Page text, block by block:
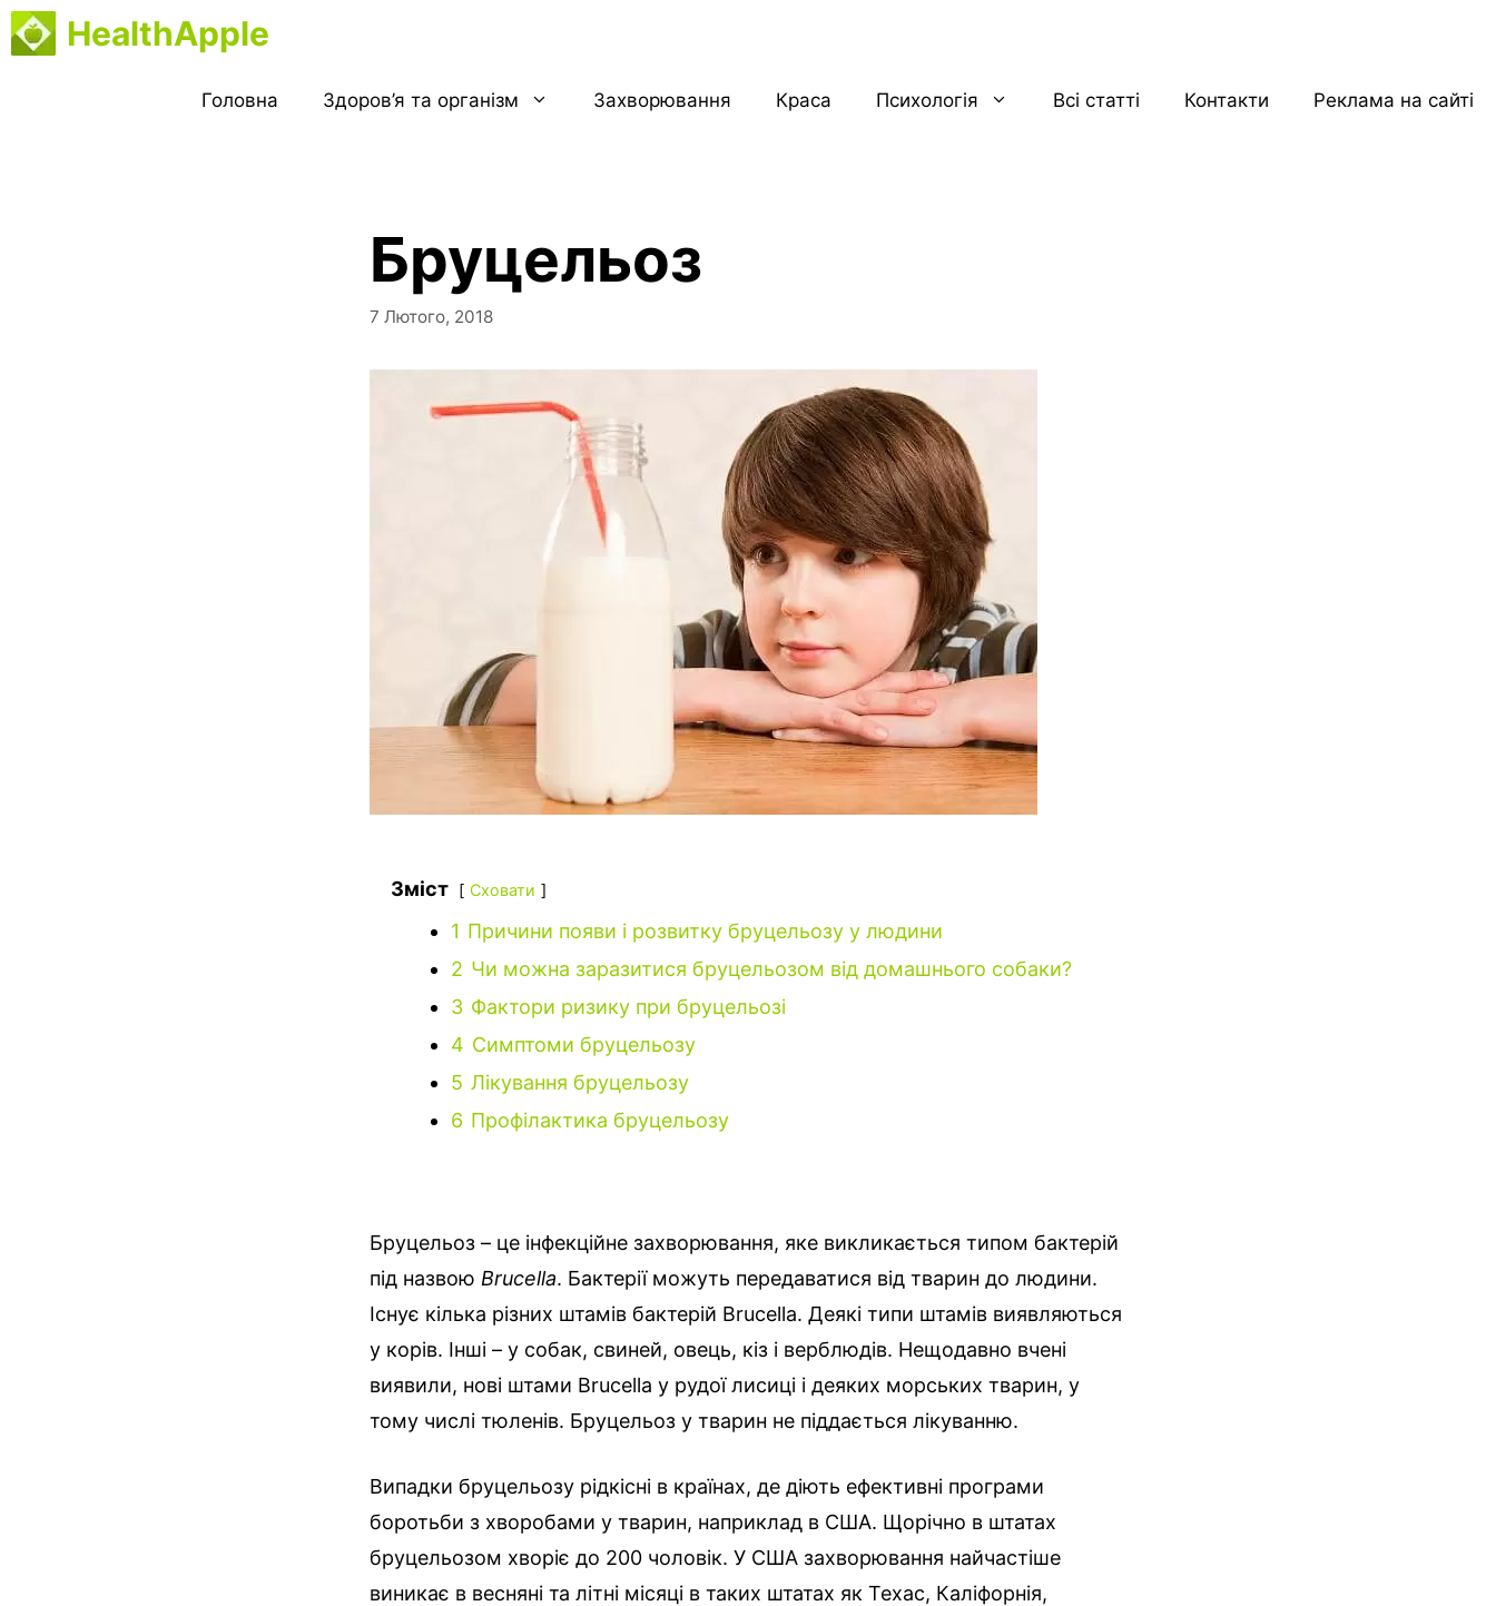
Перейти
до
HealthApple
Головна Здоров’я та організм Захворювання Краса Психологія Всі статті Контакти Реклама на сайті
Бруцельоз
7 Лютого, 2018
Зміст Сховати
1 Причини появи і розвитку бруцельозу у людини
2 Чи можна заразитися бруцельозом від домашнього собаки?
3 Фактори ризику при бруцельозі
4 Симптоми бруцельозу
5 Лікування бруцельозу
6 Профілактика бруцельозу
Бруцельоз – це інфекційне захворювання, яке викликається типом бактерій
під назвою Brucella. Бактерії можуть передаватися від тварин до людини.
Існує кілька різних штамів бактерій Brucella. Деякі типи штамів виявляються
у корів. Інші – у собак, свиней, овець, кіз і верблюдів. Нещодавно вчені
виявили, нові штами Brucella у рудої лисиці і деяких морських тварин, у
тому числі тюленів. Бруцельоз у тварин не піддається лікуванню.
Випадки бруцельозу рідкісні в країнах, де діють ефективні програми
боротьби з хворобами у тварин, наприклад в США. Щорічно в штатах
бруцельозом хворіє до 200 чоловік. У США захворювання найчастіше
виникає в весняні та літні місяці в таких штатах як Техас, Каліфорнія,